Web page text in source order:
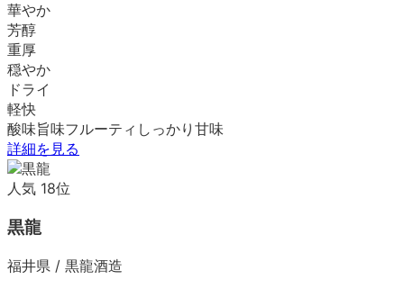
華やか
芳醇
重厚
穏やか
ドライ
軽快
酸味旨味フルーティ しっかり 甘味
詳細を見る
人気 18位
黒龍
福井県 / 黒龍酒造